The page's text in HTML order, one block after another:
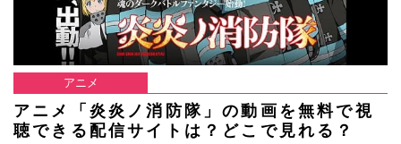
アニメ
アニメ「炎炎ノ消防隊」の動画を無料で視
聴できる配信サイトは？どこで見れる？